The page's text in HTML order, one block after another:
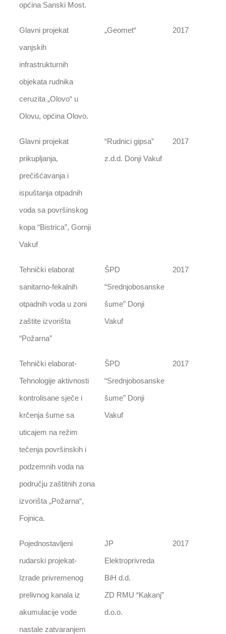
općina Sanski Most.
Glavni projekat
vanjskih
infrastrukturnih
objekata rudnika
ceruzita „Olovo“ u
Olovu, općina Olovo.
„Geomet“ 2017
Glavni projekat
prikupljanja,
prečišćavanja i
ispuštanja otpadnih
voda sa površinskog
kopa “Bistrica”, Gornji
Vakuf
“Rudnici gipsa”
z.d.d. Donji Vakuf
2017
Tehnički elaborat
sanitarno-fekalnih
otpadnih voda u zoni
zaštite izvorišta
“Požarna”
ŠPD
“Srednjobosanske
šume” Donji
Vakuf
2017
Tehnički elaborat-
Tehnologije aktivnosti
kontrolisane sječe i
krčenja šume sa
uticajem na režim
tečenja površinskih i
podzemnih voda na
području zaštitnih zona
izvorišta „Požarna“,
Fojnica.
ŠPD
“Srednjobosanske
šume” Donji
Vakuf
2017
Pojednostavljeni
rudarski projekat-
Izrade privremenog
prelivnog kanala iz
akumulacije vode
nastale zatvaranjem
JP
Elektroprivreda
BiH d.d.
ZD RMU “Kakanj”
d.o.o.
2017